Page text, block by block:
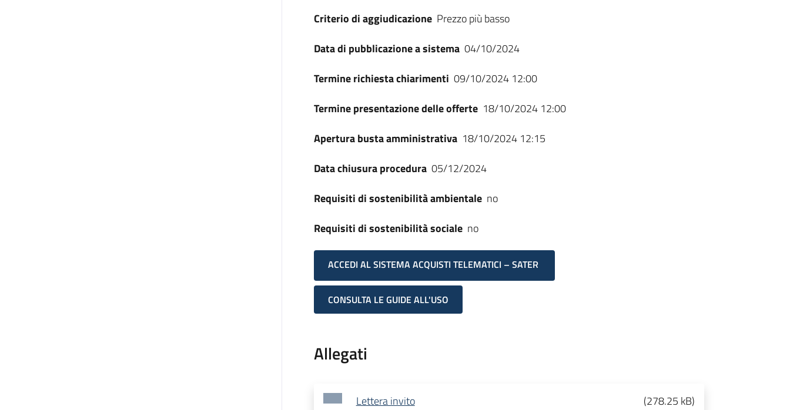
Criterio di aggiudicazione Prezzo più basso
Data di pubblicazione a sistema 04/10/2024
Termine richiesta chiarimenti 09/10/2024 12:00
Termine presentazione delle offerte 18/10/2024 12:00
Apertura busta amministrativa 18/10/2024 12:15
Data chiusura procedura 05/12/2024
Requisiti di sostenibilità ambientale no
Requisiti di sostenibilità sociale no
ACCEDI AL SISTEMA ACQUISTI TELEMATICI – SATER
CONSULTA LE GUIDE ALL'USO
Allegati
Lettera invito (278.25 kB)